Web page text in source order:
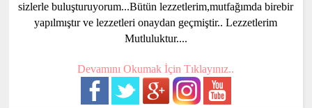
sizlerle buluşturuyorum...Bütün lezzetlerim,mutfağımda birebir
yapılmıştır ve lezzetleri onaydan geçmiştir.. Lezzetlerim
Mutluluktur....
Devamını Okumak İçin Tıklayınız..